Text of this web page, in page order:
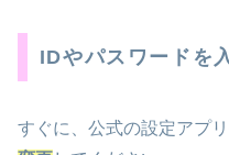
IDやパスワードを
すぐに、公式の設定アプ